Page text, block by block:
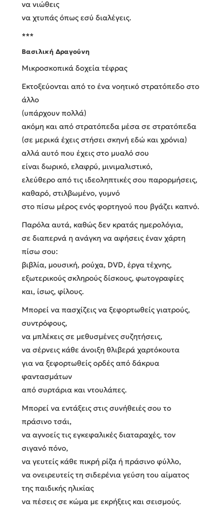
να νιώθεις
να χτυπάς όπως εσύ διαλέγεις.
***
Βασιλική Δραγούνη
Μικροσκοπικά δοχεία τέφρας
Εκτοξεύονται από το ένα νοητικό στρατόπεδο στο
άλλο
(υπάρχουν πολλά)
ακόμη και από στρατόπεδα μέσα σε στρατόπεδα
(σε μερικά έχεις στήσει σκηνή εδώ και χρόνια)
αλλά αυτό που έχεις στο μυαλό σου
είναι δωρικό, ελαφρύ, μινιμαλιστικό,
ελεύθερο από τις ιδεοληπτικές σου παρορμήσεις,
καθαρό, στιλβωμένο, γυμνό
στο πίσω μέρος ενός φορτηγού που βγάζει καπνό.
Παρόλα αυτά, καθώς δεν κρατάς ημερολόγια,
σε διαπερνά η ανάγκη να αφήσεις έναν χάρτη
πίσω σου:
βιβλία, μουσική, ρούχα, DVD, έργα τέχνης,
εξωτερικούς σκληρούς δίσκους, φωτογραφίες
και, ίσως, φίλους.
Μπορεί να πασχίζεις να ξεφορτωθείς γιατρούς,
συντρόφους,
να μπλέκεις σε μεθυσμένες συζητήσεις,
να σέρνεις κάθε άνοιξη θλιβερά χαρτόκουτα
για να ξεφορτωθείς ορδές από δάκρυα
φαντασμάτων
από συρτάρια και ντουλάπες.
Μπορεί να εντάξεις στις συνήθειές σου το
πράσινο τσάι,
να αγνοείς τις εγκεφαλικές διαταραχές, τον
σιγανό πόνο,
να γευτείς κάθε πικρή ρίζα ή πράσινο φύλλο,
να ονειρευτείς τη σιδερένια γεύση του αίματος
της παιδικής ηλικίας
να πέσεις σε κώμα με εκρήξεις και σεισμούς.